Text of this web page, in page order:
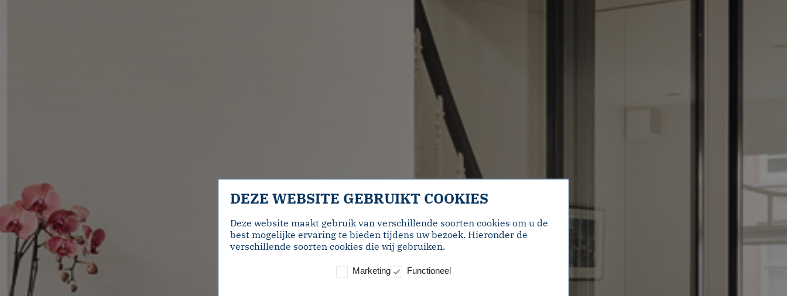
DEZE WEBSITE GEBRUIKT COOKIES
Deze website maakt gebruik van verschillende soorten cookies om u de
best mogelijke ervaring te bieden tijdens uw bezoek. Hieronder de
verschillende soorten cookies die wij gebruiken.
Marketing Functioneel